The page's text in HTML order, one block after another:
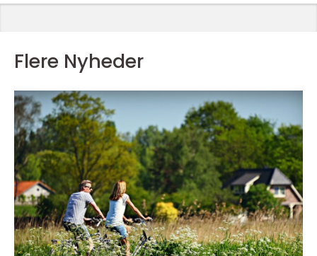
Flere Nyheder